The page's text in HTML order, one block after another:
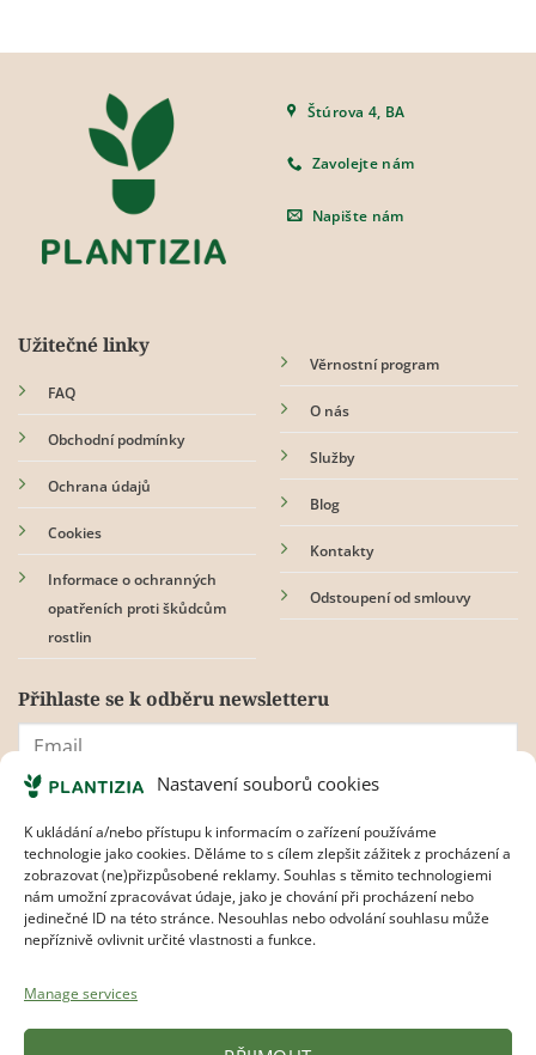
Nastavení souborů cookies
K ukládání a/nebo přístupu k informacím o zařízení používáme
technologie jako cookies. Děláme to s cílem zlepšit zážitek z procházení a
zobrazovat (ne)přizpůsobené reklamy. Souhlas s těmito technologiemi
nám umožní zpracovávat údaje, jako je chování při procházení nebo
jedinečné ID na této stránce. Nesouhlas nebo odvolání souhlasu může
nepříznivě ovlivnit určité vlastnosti a funkce.
Manage services
Štúrova 4, BA
Zavolejte nám
Napište nám
Užitečné linky
FAQ
Obchodní podmínky
Ochrana údajů
Cookies
Informace o ochranných
opatřeních proti škůdcům
rostlin
Věrnostní program
O nás
Služby
Blog
Kontakty
Odstoupení od smlouvy
Přihlaste se k odběru newsletteru